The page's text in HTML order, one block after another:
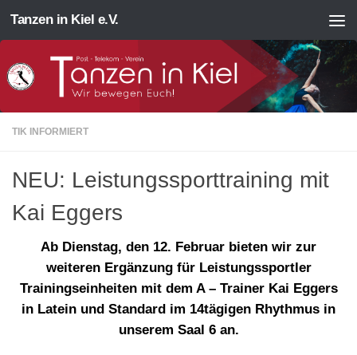
Zum Inhalt springen
Tanzen in Kiel e.V.
TIK INFORMIERT
NEU: Leistungssporttraining mit
Kai Eggers
Ab Dienstag, den 12. Februar bieten wir zur
weiteren Ergänzung für Leistungssportler
Trainingseinheiten mit dem A – Trainer Kai Eggers
in Latein und Standard im 14tägigen Rhythmus in
unserem Saal 6 an.